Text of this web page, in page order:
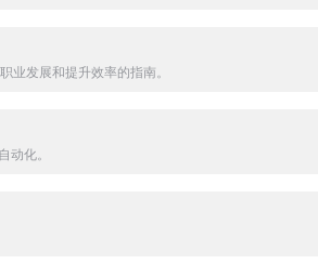
业发展和提升效率的指南。
化。